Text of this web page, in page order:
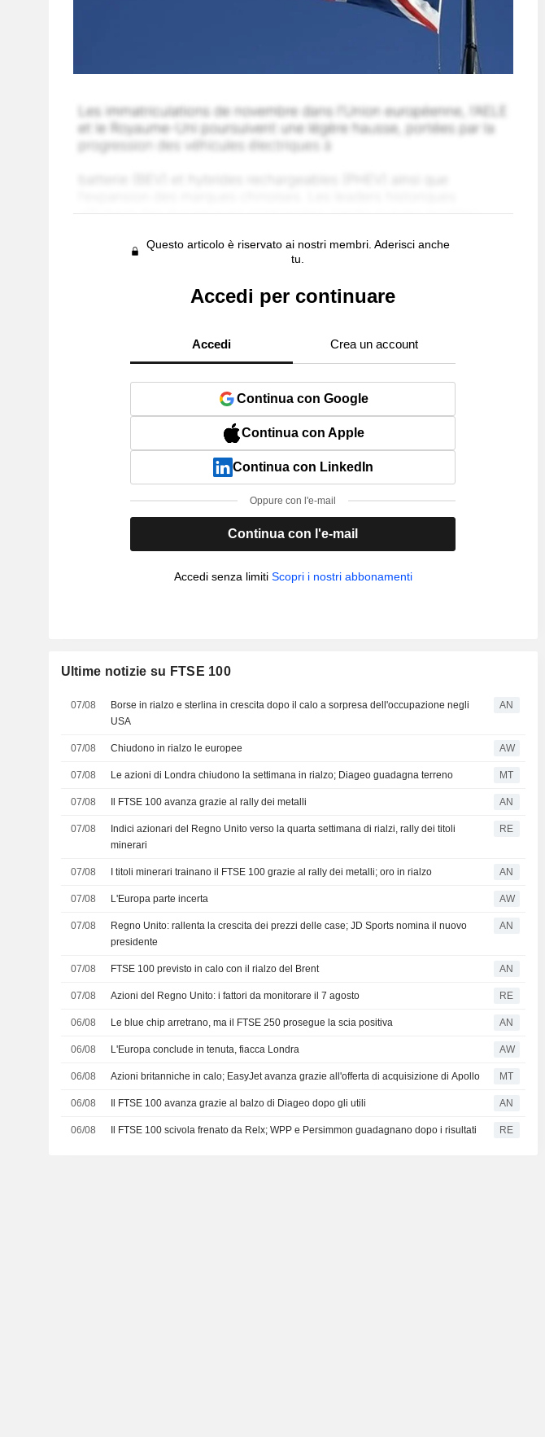
Questo articolo è riservato ai nostri membri. Aderisci anche
tu.
Accedi per continuare
Accedi Crea un account
Continua con Google
Continua con Apple
Continua con LinkedIn
Oppure con l'e-mail
Continua con l'e-mail
Accedi senza limiti Scopri i nostri abbonamenti
Ultime notizie su FTSE 100
07/08
Borse in rialzo e sterlina in crescita dopo il calo a sorpresa dell'occupazione negli
USA
AN
07/08 Chiudono in rialzo le europee AW
07/08 Le azioni di Londra chiudono la settimana in rialzo; Diageo guadagna terreno MT
07/08 Il FTSE 100 avanza grazie al rally dei metalli AN
07/08
Indici azionari del Regno Unito verso la quarta settimana di rialzi, rally dei titoli
minerari
RE
07/08 I titoli minerari trainano il FTSE 100 grazie al rally dei metalli; oro in rialzo AN
07/08 L'Europa parte incerta AW
07/08
Regno Unito: rallenta la crescita dei prezzi delle case; JD Sports nomina il nuovo
presidente
AN
07/08 FTSE 100 previsto in calo con il rialzo del Brent AN
07/08 Azioni del Regno Unito: i fattori da monitorare il 7 agosto RE
06/08 Le blue chip arretrano, ma il FTSE 250 prosegue la scia positiva AN
06/08 L'Europa conclude in tenuta, fiacca Londra AW
06/08 Azioni britanniche in calo; EasyJet avanza grazie all'offerta di acquisizione di Apollo MT
06/08 Il FTSE 100 avanza grazie al balzo di Diageo dopo gli utili AN
06/08 Il FTSE 100 scivola frenato da Relx; WPP e Persimmon guadagnano dopo i risultati RE